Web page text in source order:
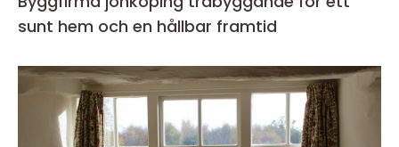
sunt hem och en hållbar framtid